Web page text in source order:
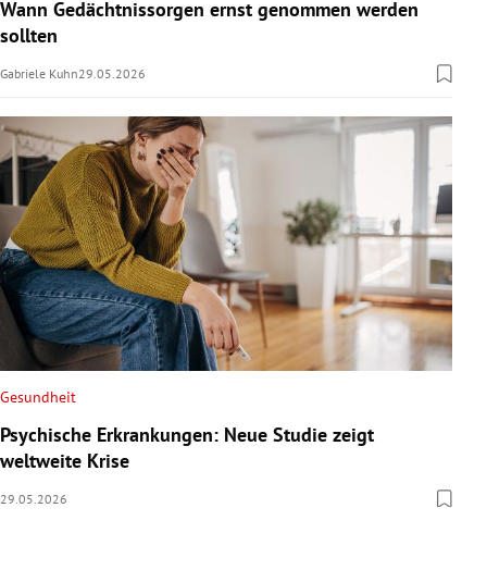
Wann Gedächtnissorgen ernst genommen werden
sollten
Gabriele Kuhn29.05.2026
Gesundheit
Psychische Erkrankungen: Neue Studie zeigt
weltweite Krise
29.05.2026